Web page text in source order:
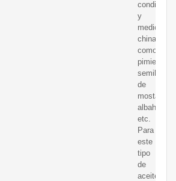
y
medicinas
chinas
como
pimienta,
semilla
de
mostaza,
albahaca,
etc.
Para
este
tipo
de
aceite